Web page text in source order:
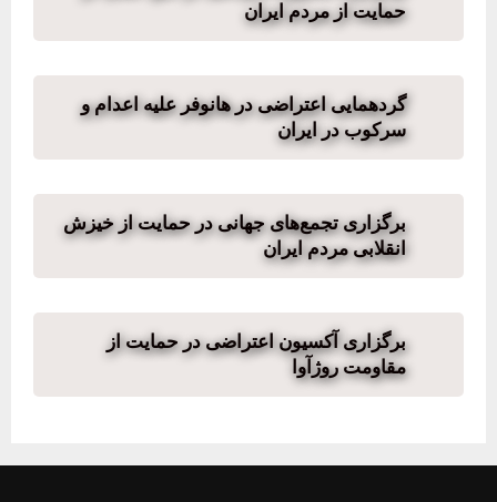
حمایت از مردم ایران
گردهمایی اعتراضی در هانوفر علیه اعدام و
سرکوب در ایران
برگزاری تجمع‌های جهانی در حمایت از خیزش
انقلابی مردم ایران
برگزاری آکسیون اعتراضی در حمایت از
مقاومت روژآوا